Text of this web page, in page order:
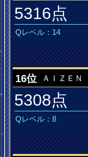
5316点
Qレベル：14
16位 ＡＩＺＥＮ
5308点
Qレベル：8